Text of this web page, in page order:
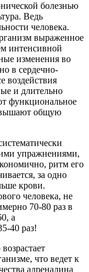
болезнью
Ведь
человека.
выраженное
интенсивной
изменения во
в сердечно-
воздействия
и длительно
функциональное
общую
упражнениями,
ритм его
за одно
крови.
человека, не
70-80 раз в
а
40 раз!
что ведет к
адреналина